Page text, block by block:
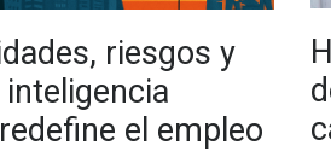
riesgos y
inteligencia
el empleo